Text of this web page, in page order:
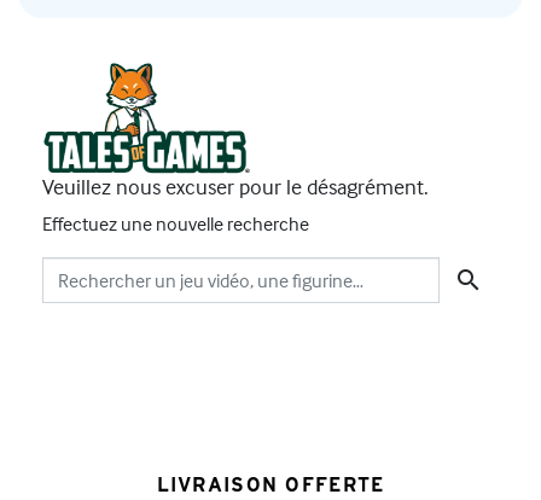
Veuillez nous excuser pour le désagrément.
Effectuez une nouvelle recherche

LIVRAISON OFFERTE